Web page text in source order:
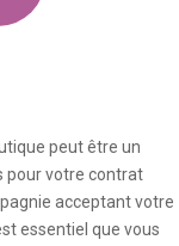
peut être un
pour votre contrat
acceptant votre
essentiel que vous